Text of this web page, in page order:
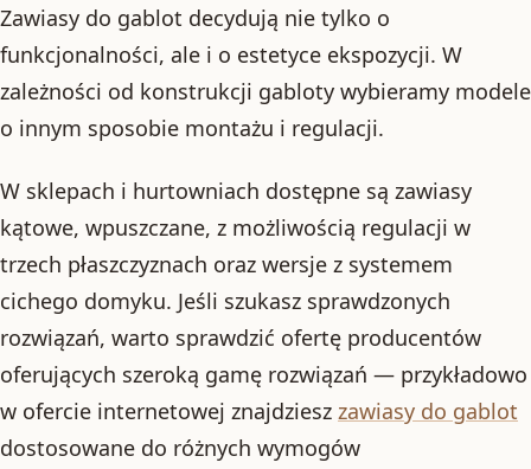
Zawiasy do gablot decydują nie tylko o
funkcjonalności, ale i o estetyce ekspozycji. W
zależności od konstrukcji gabloty wybieramy modele
o innym sposobie montażu i regulacji.
W sklepach i hurtowniach dostępne są zawiasy
kątowe, wpuszczane, z możliwością regulacji w
trzech płaszczyznach oraz wersje z systemem
cichego domyku. Jeśli szukasz sprawdzonych
rozwiązań, warto sprawdzić ofertę producentów
oferujących szeroką gamę rozwiązań — przykładowo
w ofercie internetowej znajdziesz zawiasy do gablot
dostosowane do różnych wymogów